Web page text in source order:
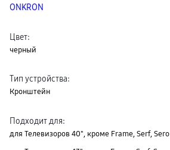
ONKRON
Цвет:
черный
Тип устройства:
Кронштейн
Подходит для:
для Телевизоров 40", кроме Frame, Serf, Sero